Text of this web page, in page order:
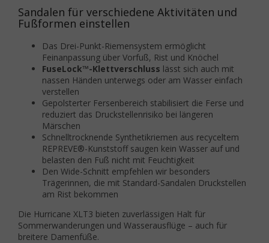
Sandalen für verschiedene Aktivitäten und
Fußformen einstellen
Das Drei-Punkt-Riemensystem ermöglicht
Feinanpassung über Vorfuß, Rist und Knöchel
FuseLock™-Klettverschluss lässt sich auch mit
nassen Händen unterwegs oder am Wasser einfach
verstellen
Gepolsterter Fersenbereich stabilisiert die Ferse und
reduziert das Druckstellenrisiko bei längeren
Märschen
Schnelltrocknende Synthetikriemen aus recyceltem
REPREVE®-Kunststoff saugen kein Wasser auf und
belasten den Fuß nicht mit Feuchtigkeit
Den Wide-Schnitt empfehlen wir besonders
Trägerinnen, die mit Standard-Sandalen Druckstellen
am Rist bekommen
Die Hurricane XLT3 bieten zuverlässigen Halt für
Sommerwanderungen und Wasserausflüge – auch für
breitere Damenfüße.